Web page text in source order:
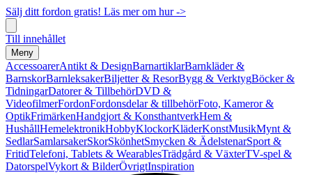
Sälj ditt fordon gratis! Läs mer om hur ->
Till innehållet
Meny
AccessoarerAntikt & DesignBarnartiklarBarnkläder &
BarnskorBarnleksakerBiljetter & ResorBygg & VerktygBöcker &
TidningarDatorer & TillbehörDVD &
VideofilmerFordonFordonsdelar & tillbehörFoto, Kameror &
OptikFrimärkenHandgjort & KonsthantverkHem &
HushållHemelektronikHobbyKlockorKläderKonstMusikMynt &
SedlarSamlarsakerSkorSkönhetSmycken & ÄdelstenarSport &
FritidTelefoni, Tablets & WearablesTrädgård & VäxterTV-spel &
DatorspelVykort & BilderÖvrigtInspiration